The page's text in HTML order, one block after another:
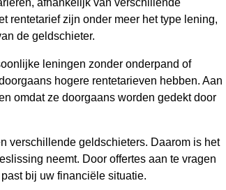
afhankelijk van verschillende
rentetarief zijn onder meer het type lening,
de geldschieter.
leningen zonder onderpand of
hogere rentetarieven hebben. Aan
omdat ze doorgaans worden gedekt door
verschillende geldschieters. Daarom is het
neemt. Door offertes aan te vragen
bij uw financiële situatie.